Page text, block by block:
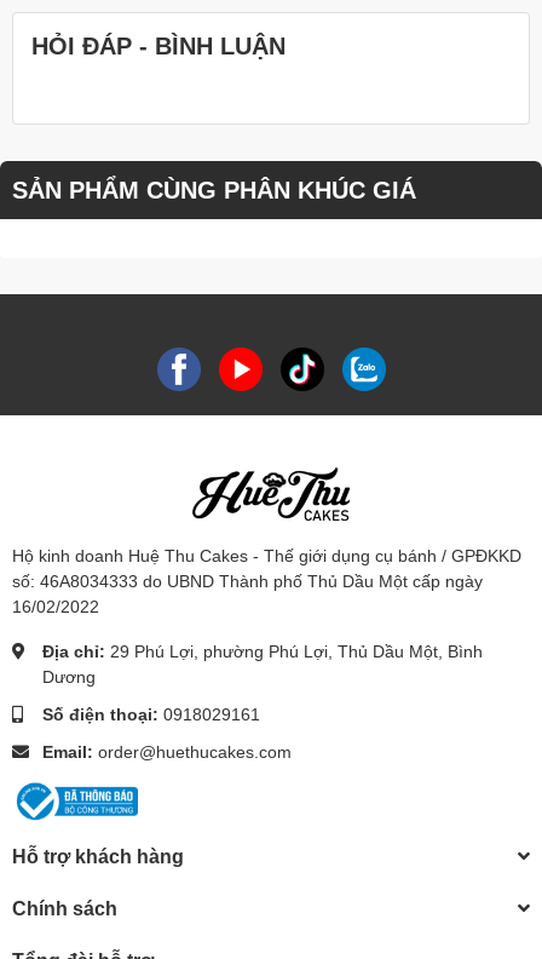
HỎI ĐÁP - BÌNH LUẬN
SẢN PHẨM CÙNG PHÂN KHÚC GIÁ
Hộ kinh doanh Huệ Thu Cakes - Thế giới dụng cụ bánh / GPĐKKD
số: 46A8034333 do UBND Thành phố Thủ Dầu Một cấp ngày
16/02/2022
Địa chỉ: 29 Phú Lợi, phường Phú Lợi, Thủ Dầu Một, Bình
Dương
Số điện thoại: 0918029161
Email: order@huethucakes.com
Hỗ trợ khách hàng
Chính sách